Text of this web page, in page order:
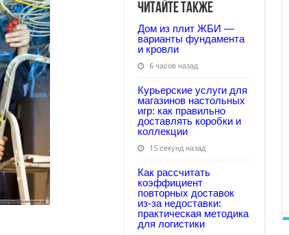
Читайте также
Дом из плит ЖБИ —
варианты фундамента
и кровли
6 часов назад
Курьерские услуги для
магазинов настольных
игр: как правильно
доставлять коробки и
коллекции
15 секунд назад
Как рассчитать
коэффициент
повторных доставок
из‑за недоставки:
практическая методика
для логистики